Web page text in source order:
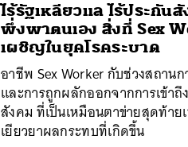
ไร้รัฐเหลียวแล ไร้ประกัน
พึ่งพาตนเอง สิ่งที่ Sex
เผชิญในยุคโรคระบาด
อาชีพ Sex Worker กับช่วงสถาน
และการถูกผลักออกจากการเข้าถึ
สังคม ที่เป็นเหมือนตาข่ายสุดท้าย
เยียวยาผลกระทบที่เกิดขึ้น